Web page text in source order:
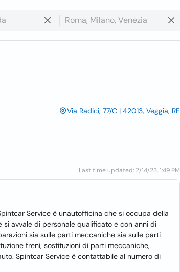
Via Radici, 77/C | 42013, Veggia, RE
Last time updated: 2/14/23, 1:49 PM
Service è unautofficina che si occupa della
avvale di personale qualificato e con anni di
sia sulle parti meccaniche sia sulle parti
freni, sostituzioni di parti meccaniche,
Spintcar Service è contattabile al numero di